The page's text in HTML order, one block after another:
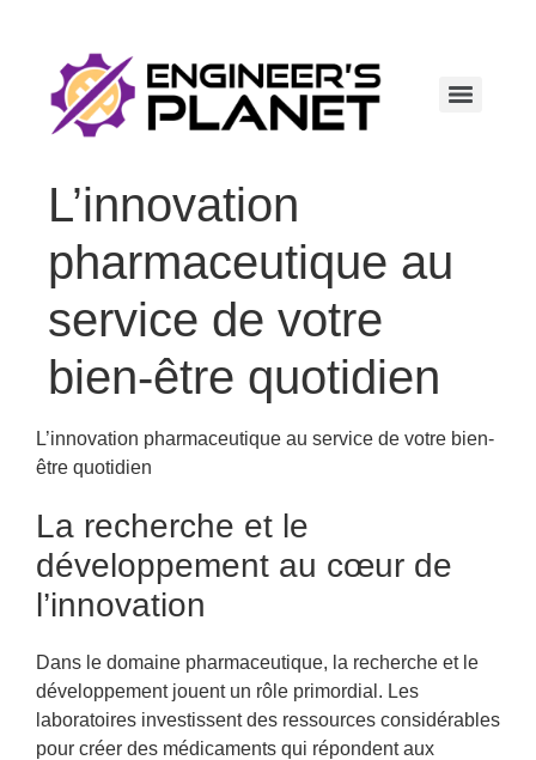
L’innovation
pharmaceutique au
service de votre
bien-être quotidien
L’innovation pharmaceutique au service de votre bien-
être quotidien
La recherche et le
développement au cœur de
l’innovation
Dans le domaine pharmaceutique, la recherche et le
développement jouent un rôle primordial. Les
laboratoires investissent des ressources considérables
pour créer des médicaments qui répondent aux